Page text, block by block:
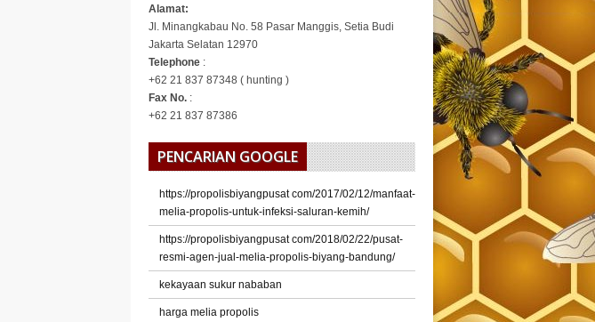
Alamat:
Jl. Minangkabau No. 58 Pasar Manggis, Setia Budi
Jakarta Selatan 12970
Telephone :
+62 21 837 87348 ( hunting )
Fax No. :
+62 21 837 87386
PENCARIAN GOOGLE
https://propolisbiyangpusat com/2017/02/12/manfaat-
melia-propolis-untuk-infeksi-saluran-kemih/
https://propolisbiyangpusat com/2018/02/22/pusat-
resmi-agen-jual-melia-propolis-biyang-bandung/
kekayaan sukur nababan
harga melia propolis